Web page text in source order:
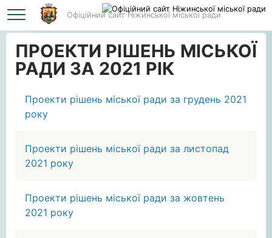
Офіційний сайт Ніжинської міської ради
Головна ПРОЕКТИ РІШЕНЬ МІСЬКОЇ РАДИ ЗА 2021 РІК
ПРОЕКТИ РІШЕНЬ МІСЬКОЇ
РАДИ ЗА 2021 РІК
Проекти рішень міської ради за грудень 2021
року
Проекти рішень міської ради за листопад
2021 року
Проекти рішень міської ради за жовтень
2021 року